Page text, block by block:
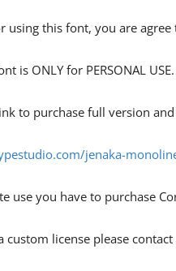
using this font, you are agree
is ONLY for PERSONAL
to purchase full version
jenaka-
use you have to purchase
custom license please contact